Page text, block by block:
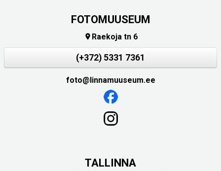
FOTOMUUSEUM
 Raekoja tn 6
(+372) 5331 7361
foto@linnamuuseum.ee
TALLINNA